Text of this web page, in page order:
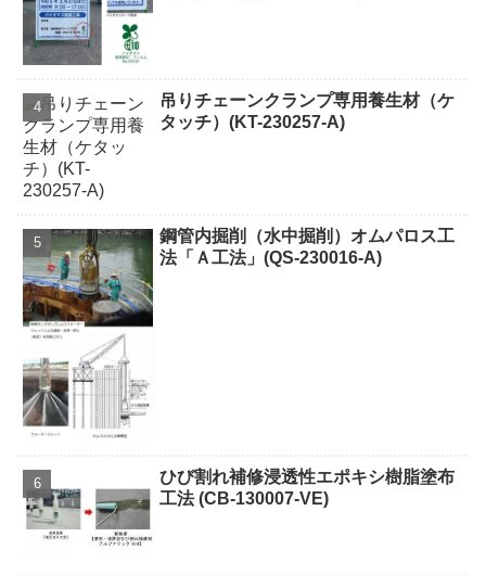
吊りチェーンクランプ専用養生材（ケ
タッチ）(KT-230257-A)
鋼管内掘削（水中掘削）オムパロス工
法「Ａ工法」(QS-230016-A)
ひび割れ補修浸透性エポキシ樹脂塗布
工法 (CB-130007-VE)